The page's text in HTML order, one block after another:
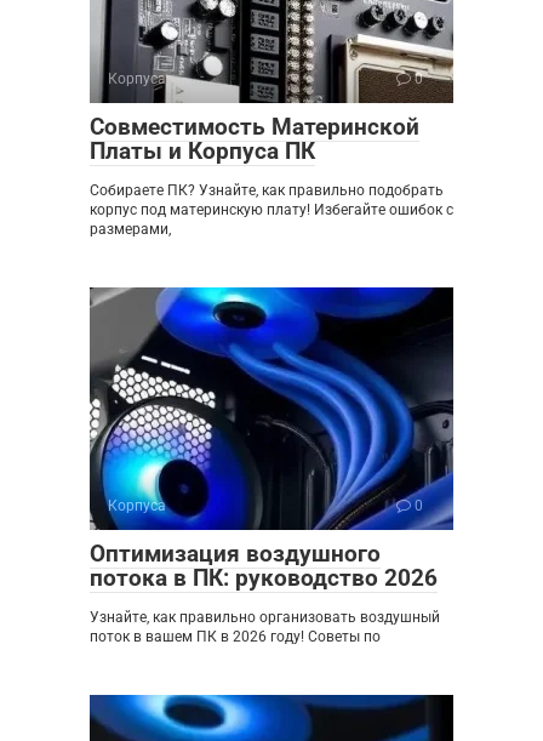
Корпуса 0
Совместимость Материнской
Платы и Корпуса ПК
Собираете ПК? Узнайте, как правильно подобрать
корпус под материнскую плату! Избегайте ошибок с
размерами,
Корпуса 0
Оптимизация воздушного
потока в ПК: руководство 2026
Узнайте, как правильно организовать воздушный
поток в вашем ПК в 2026 году! Советы по